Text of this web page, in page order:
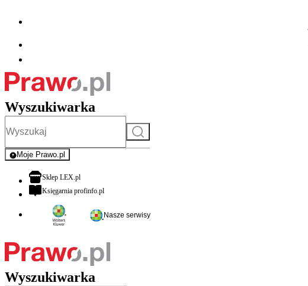
Wyszukiwarka
Szukaj
Moje Prawo.pl
- rejestracja i logowanie do serwisu
Sklep LEX.plotwiera się w nowej karcie
Księgarnia profinfo.plotwiera się w nowej karcie
Nasze serwisy
Wyszukiwarka